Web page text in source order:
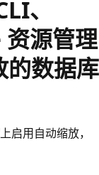
、
源管理
的数据库
启用自动缩放，